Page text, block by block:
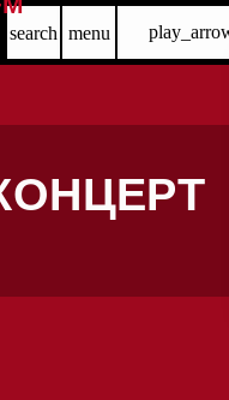
search menu